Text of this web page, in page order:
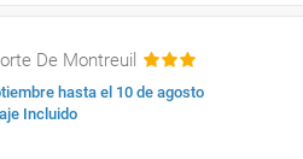
De Montreuil
hasta el 10 de agosto
Incluido